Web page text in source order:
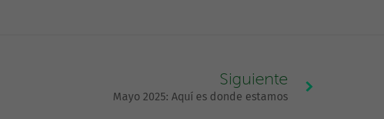
Siguiente
Mayo 2025: Aquí es donde estamos